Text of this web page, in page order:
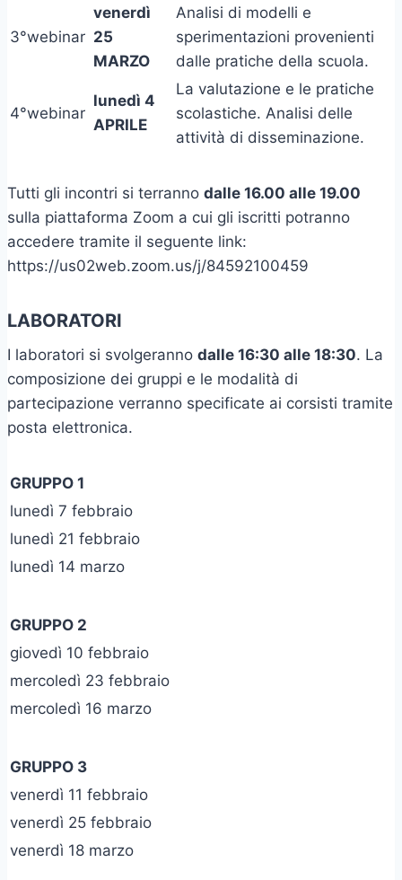
3°webinar
venerdì
25
MARZO
Analisi di modelli e
sperimentazioni provenienti
dalle pratiche della scuola.
4°webinar
lunedì 4
APRILE
La valutazione e le pratiche
scolastiche. Analisi delle
attività di disseminazione.
Tutti gli incontri si terranno dalle 16.00 alle 19.00
sulla piattaforma Zoom a cui gli iscritti potranno
accedere tramite il seguente link:
https://us02web.zoom.us/j/84592100459
LABORATORI
I laboratori si svolgeranno dalle 16:30 alle 18:30. La
composizione dei gruppi e le modalità di
partecipazione verranno specificate ai corsisti tramite
posta elettronica.
GRUPPO 1
lunedì 7 febbraio
lunedì 21 febbraio
lunedì 14 marzo
GRUPPO 2
giovedì 10 febbraio
mercoledì 23 febbraio
mercoledì 16 marzo
GRUPPO 3
venerdì 11 febbraio
venerdì 25 febbraio
venerdì 18 marzo